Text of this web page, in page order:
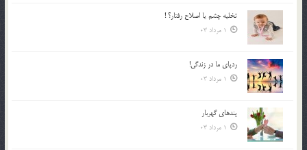
تخليه چشم يا اصلاح رفتار؟ !
1 مرداد 03
ردپاى ما در زندگى!
1 مرداد 03
پندهاي گهربار
1 مرداد 03